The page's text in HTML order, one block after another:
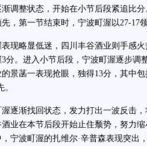
调整状态，开始在小节后段紧追比
，第一节结束时，宁波町渥以27-17
略显低迷，四川丰谷酒业则手感火
分。进入小节后段，宁波町渥逐步调
景菡一表现抢眼，独得13分，其中
渐找回状态，发力打出一波反击，
业在本节后段开始止住颓势，努力
宁波町渥的扎维尔·辛普森表现突出